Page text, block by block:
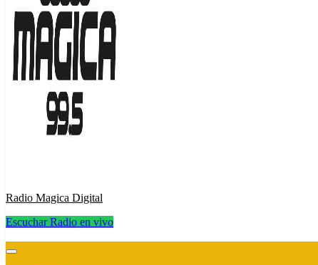
Radio Magica Digital
Escuchar Radio en vivo